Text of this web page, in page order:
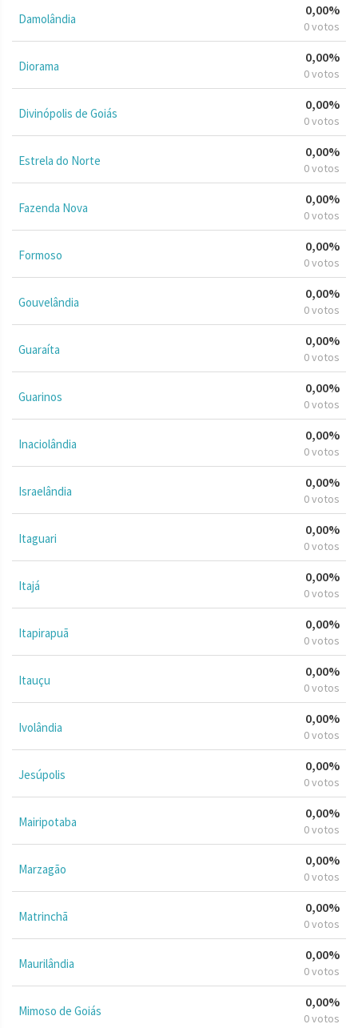
Damolândia
0,00%
0 votos
Diorama
0,00%
0 votos
Divinópolis de Goiás
0,00%
0 votos
Estrela do Norte
0,00%
0 votos
Fazenda Nova
0,00%
0 votos
Formoso
0,00%
0 votos
Gouvelândia
0,00%
0 votos
Guaraíta
0,00%
0 votos
Guarinos
0,00%
0 votos
Inaciolândia
0,00%
0 votos
Israelândia
0,00%
0 votos
Itaguari
0,00%
0 votos
Itajá
0,00%
0 votos
Itapirapuã
0,00%
0 votos
Itauçu
0,00%
0 votos
Ivolândia
0,00%
0 votos
Jesúpolis
0,00%
0 votos
Mairipotaba
0,00%
0 votos
Marzagão
0,00%
0 votos
Matrinchã
0,00%
0 votos
Maurilândia
0,00%
0 votos
Mimoso de Goiás
0,00%
0 votos